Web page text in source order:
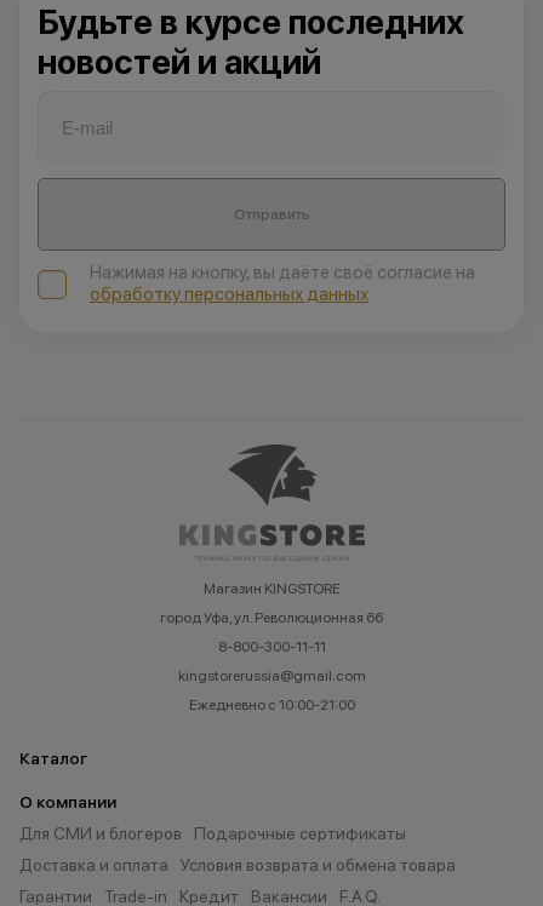
Будьте в курсе последних
новостей и акций
Отправить
Нажимая на кнопку, вы даёте своё согласие на
обработку персональных данных
Магазин KINGSTORE
город Уфа, ул. Революционная 66
8-800-300-11-11
kingstorerussia@gmail.com
Ежедневно с 10:00-21:00
Каталог
О компании
Для СМИ и блогеров
Подарочные сертификаты
Доставка и оплата
Условия возврата и обмена товара
Гарантии
Trade-in Кредит Вакансии F.A.Q.